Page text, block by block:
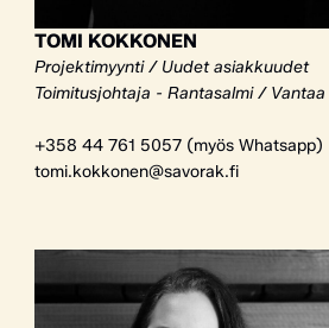
TOMI KOKKONEN
Projektimyynti / Uudet asiakkuudet
Toimitusjohtaja - Rantasalmi / Vantaa
+358 44 761 5057 (myös Whatsapp)
tomi.kokkonen@savorak.fi